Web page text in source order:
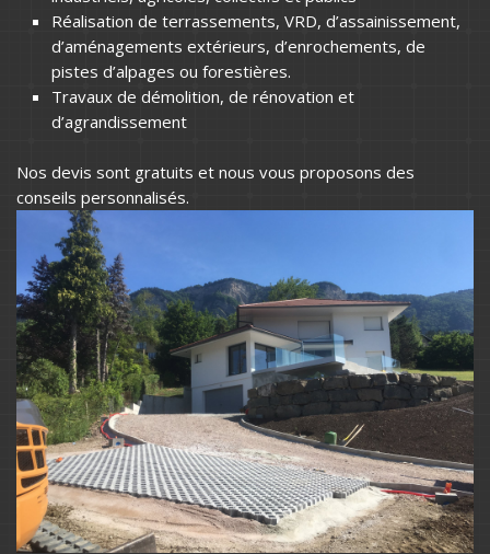
Réalisation de terrassements, VRD, d’assainissement,
d’aménagements extérieurs, d’enrochements, de
pistes d’alpages ou forestières.
Travaux de démolition, de rénovation et
d’agrandissement
Nos devis sont gratuits et nous vous proposons des
conseils personnalisés.